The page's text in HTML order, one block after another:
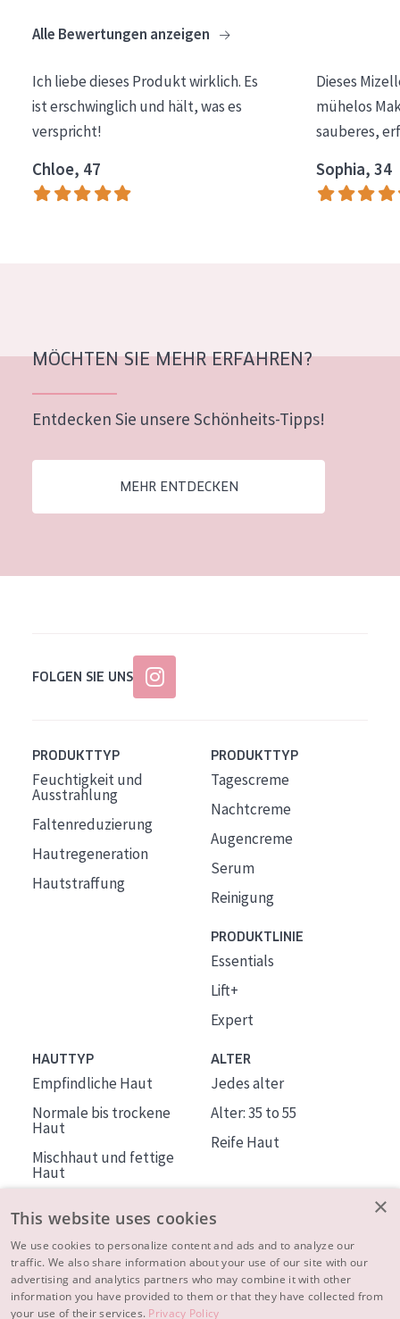
PRODUKTLINIE
Essentials
Lift+
Expert
Mischhaut und fettige Haut
Reife Haut
Der Sonne ausgesetzte Haut
Jedes alter
Reife Haut
Alle Bewertungen anzeigen
Ich liebe dieses Produkt wirklich. Es
ist erschwinglich und hält, was es
verspricht!
Chloe, 47
Dieses
mühelos
sauberes,
Sophia, 34
MÖCHTEN SIE MEHR ERFAHREN?
Entdecken Sie unsere Schönheits-Tipps!
MEHR ENTDECKEN
FOLGEN SIE UNS
PRODUKTTYP
Feuchtigkeit und
Ausstrahlung
Faltenreduzierung
Hautregeneration
Hautstraffung
PRODUKTTYP
Tagescreme
Nachtcreme
Augencreme
Serum
Reinigung
PRODUKTLINIE
Essentials
Lift+
Expert
HAUTTYP
Empfindliche Haut
Normale bis trockene
Haut
Mischhaut und fettige
Haut
Haut
ALTER
Jedes alter
Alter: 35 to 55
Reife Haut
ÜBER DIADERMINE
Mehr über uns
×
This website uses cookies
We use cookies to personalize content and ads and to analyze our
traffic. We also share information about your use of our site with our
advertising and analytics partners who may combine it with other
information you have provided to them or that they have collected from
your use of their services. Privacy Policy